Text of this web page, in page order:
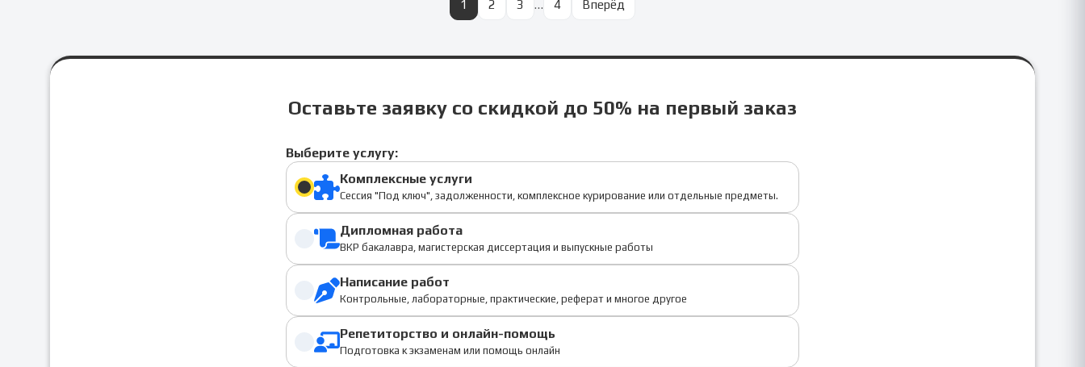
1 2 3 … 4 Вперёд
Оставьте заявку со скидкой до 50% на первый заказ
Выберите услугу:
Комплексные услуги
Сессия "Под ключ", задолженности, комплексное курирование или отдельные предметы.
Дипломная работа
ВКР бакалавра, магистерская диссертация и выпускные работы
Написание работ
Контрольные, лабораторные, практические, реферат и многое другое
Репетиторство и онлайн-помощь
Подготовка к экзаменам или помощь онлайн